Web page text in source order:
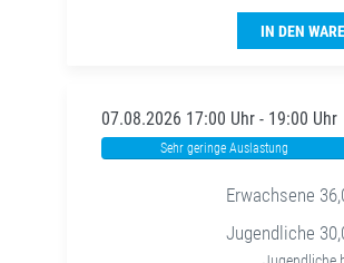
IN DEN
07.08.2026 17:00 Uhr - 19:00 Uhr
Sehr geringe Auslastung
Erwachsene
Jugendliche